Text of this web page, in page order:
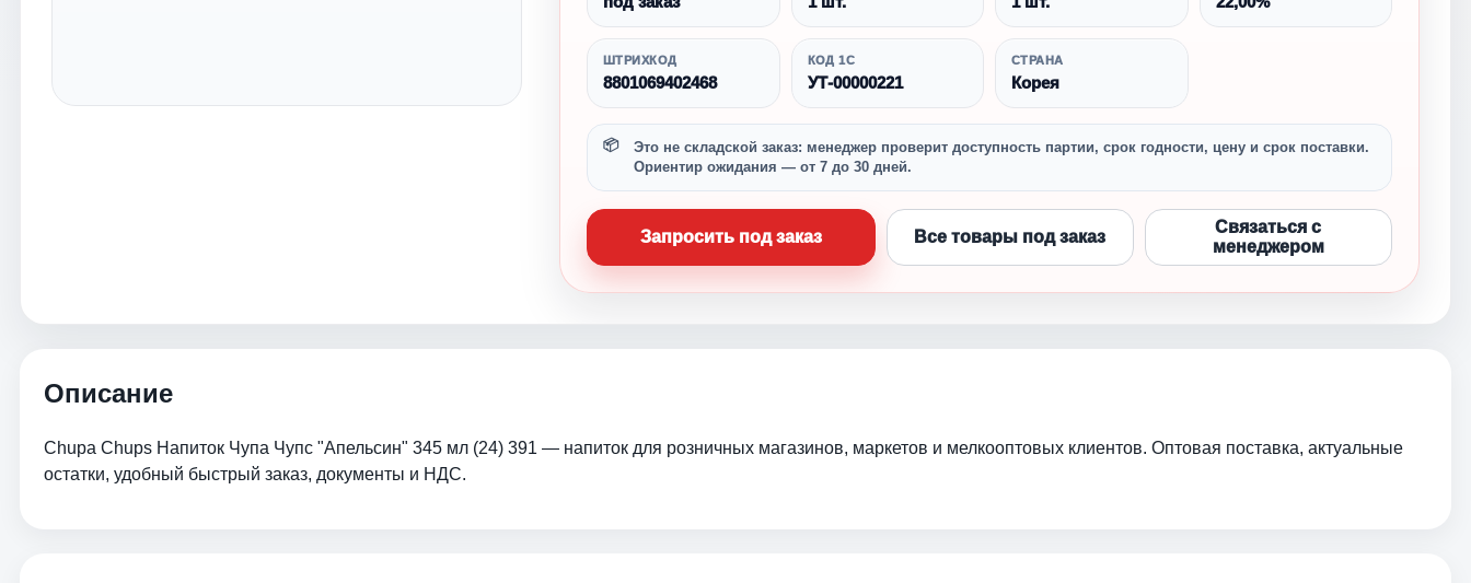
ШТРИХКОД
8801069402468
КОД 1С
УТ-00000221
СТРАНА
Корея
Это не складской заказ: менеджер проверит доступность партии, срок годности, цену и срок поставки.
Ориентир ожидания — от 7 до 30 дней.
Запросить под заказ Все товары под заказ
Связаться с
менеджером
Описание
Chupa Chups Напиток Чупа Чупс "Апельсин" 345 мл (24) 391 — напиток для розничных магазинов, маркетов и мелкооптовых клиентов. Оптовая поставка, актуальные
остатки, удобный быстрый заказ, документы и НДС.